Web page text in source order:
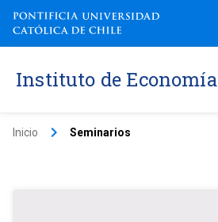
Instituto de Economía
Inicio keyboard_arrow_right Seminarios